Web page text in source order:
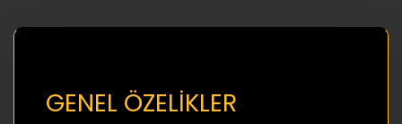
GENEL ÖZELİKLER